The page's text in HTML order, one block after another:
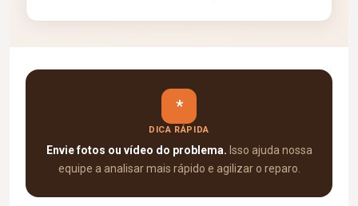
*
DICA RÁPIDA
Envie fotos ou vídeo do problema. Isso ajuda nossa
equipe a analisar mais rápido e agilizar o reparo.